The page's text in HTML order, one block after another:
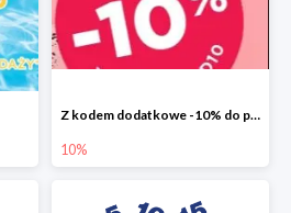
Z kodem dodatkowe -10% do promocji -50%!
10%